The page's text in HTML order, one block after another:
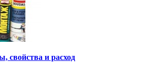
свойства и расход